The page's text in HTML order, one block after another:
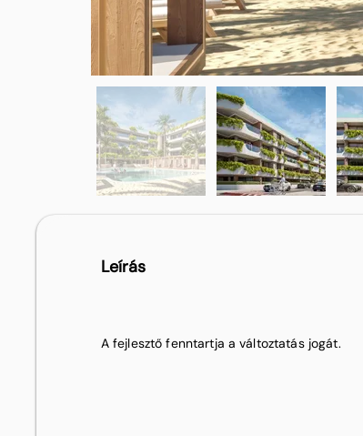
Leírás
A fejlesztő fenntartja a változtatás jogát.